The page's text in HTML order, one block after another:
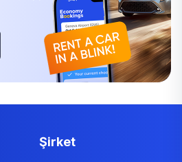
Şirket